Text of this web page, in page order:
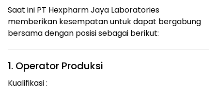
Saat ini PT Hexpharm Jaya Laboratories
memberikan kesempatan untuk dapat bergabung
bersama dengan posisi sebagai berikut:
1. Operator Produksi
Kualifikasi :